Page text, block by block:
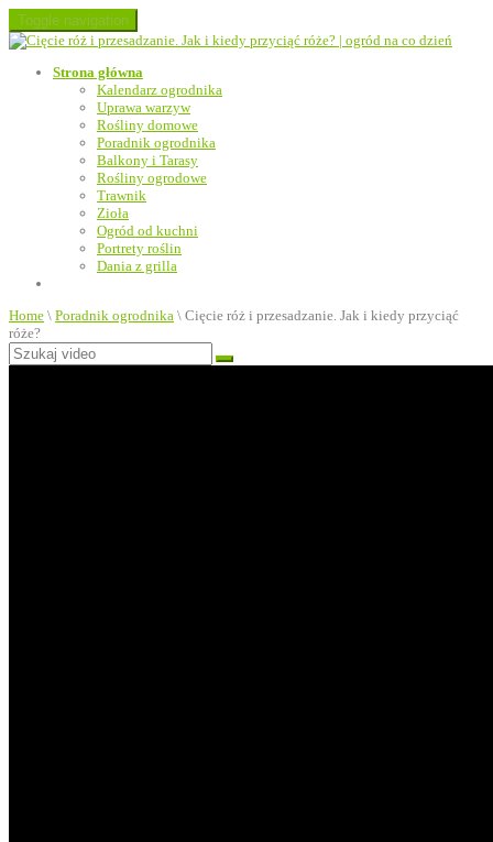
Toggle navigation
Strona główna
Kalendarz ogrodnika
Uprawa warzyw
Rośliny domowe
Poradnik ogrodnika
Balkony i Tarasy
Rośliny ogrodowe
Trawnik
Zioła
Ogród od kuchni
Portrety roślin
Dania z grilla
Home \ Poradnik ogrodnika \ Cięcie róż i przesadzanie. Jak i kiedy przyciąć
róże?